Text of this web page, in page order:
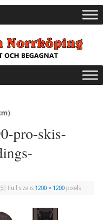
pro-skis-
| Full size is 1200 × 1200pixels